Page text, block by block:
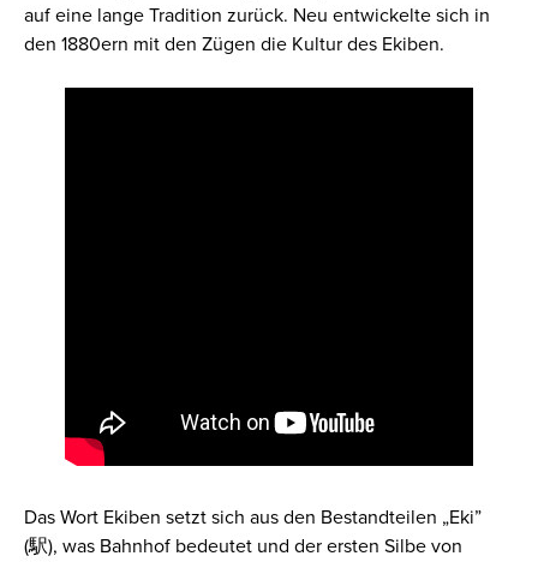
auf eine lange Tradition zurück. Neu entwickelte sich in
den 1880ern mit den Zügen die Kultur des Ekiben.
Das Wort Ekiben setzt sich aus den Bestandteilen „Eki”
(駅), was Bahnhof bedeutet und der ersten Silbe von